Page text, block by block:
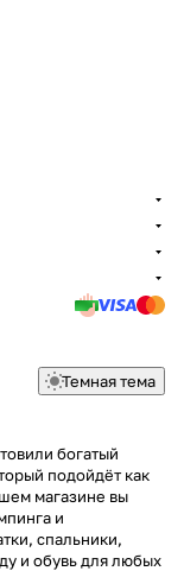
Темная тема
богатый
подойдёт как
магазине вы
и
спальники,
и обувь для любых